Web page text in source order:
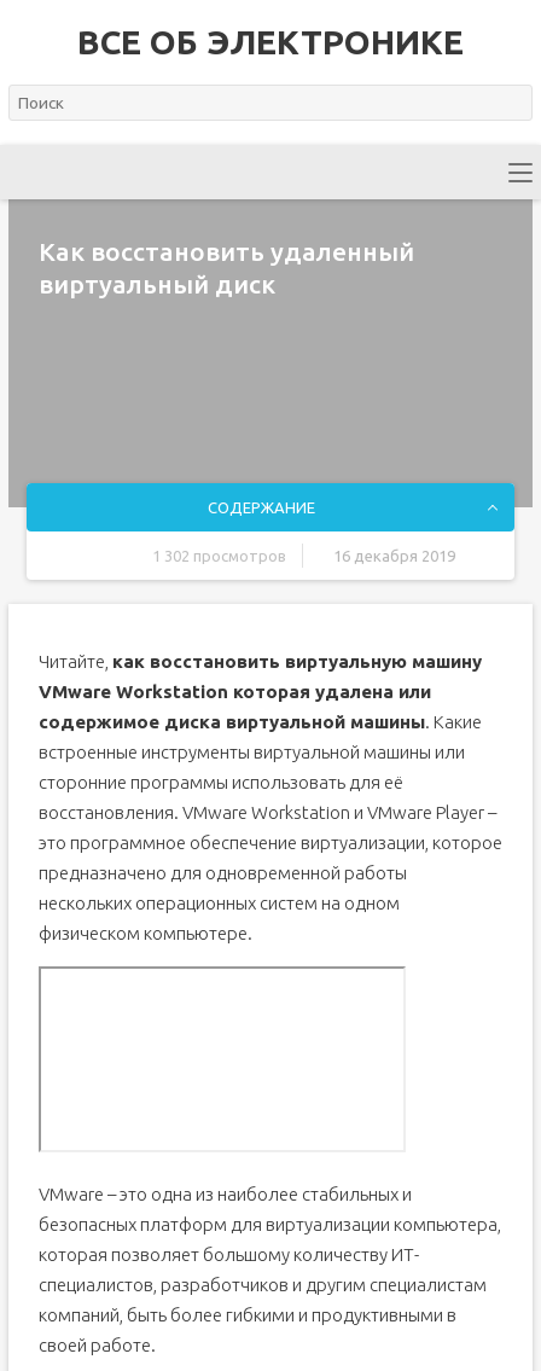
ВСЕ ОБ ЭЛЕКТРОНИКЕ
Как восстановить удаленный
виртуальный диск
СОДЕРЖАНИЕ
1 302 просмотров 16 декабря 2019
Как восстановить содержимое диска виртуальной
машины VMware
VMware, из самой виртуальной машины
Похожие статьи
Partition Recovery™
Internet Spy™
Office Recovery™
программы :
Восстановление данных с Hyper V.
Читайте, как восстановить виртуальную машину
VMware Workstation которая удалена или
содержимое диска виртуальной машины. Какие
встроенные инструменты виртуальной машины или
сторонние программы использовать для её
восстановления. VMware Workstation и VMware Player –
это программное обеспечение виртуализации, которое
предназначено для одновременной работы
нескольких операционных систем на одном
физическом компьютере.
VMware – это одна из наиболее стабильных и
безопасных платформ для виртуализации компьютера,
которая позволяет большому количеству ИТ-
специалистов, разработчиков и другим специалистам
компаний, быть более гибкими и продуктивными в
своей работе.